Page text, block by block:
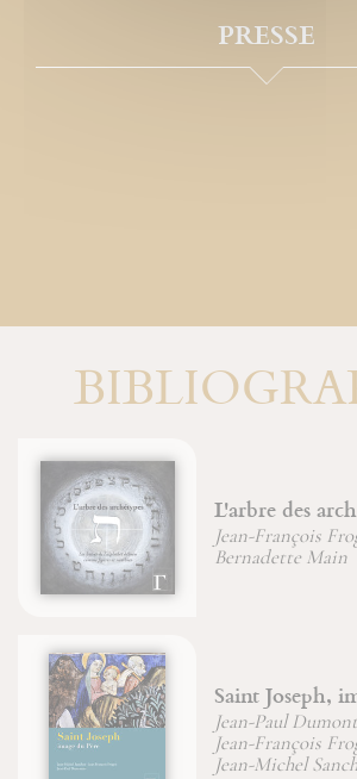
PRESSE
des archétypes
Froger
Main
image du Père
Dumontier
Froger
Sanchez